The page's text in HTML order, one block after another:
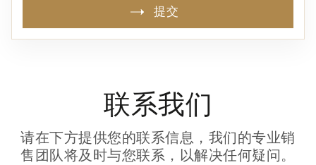
提交
联系我们
请在下方提供您的联系信息，我们的专业销
售团队将及时与您联系，以解决任何疑问。